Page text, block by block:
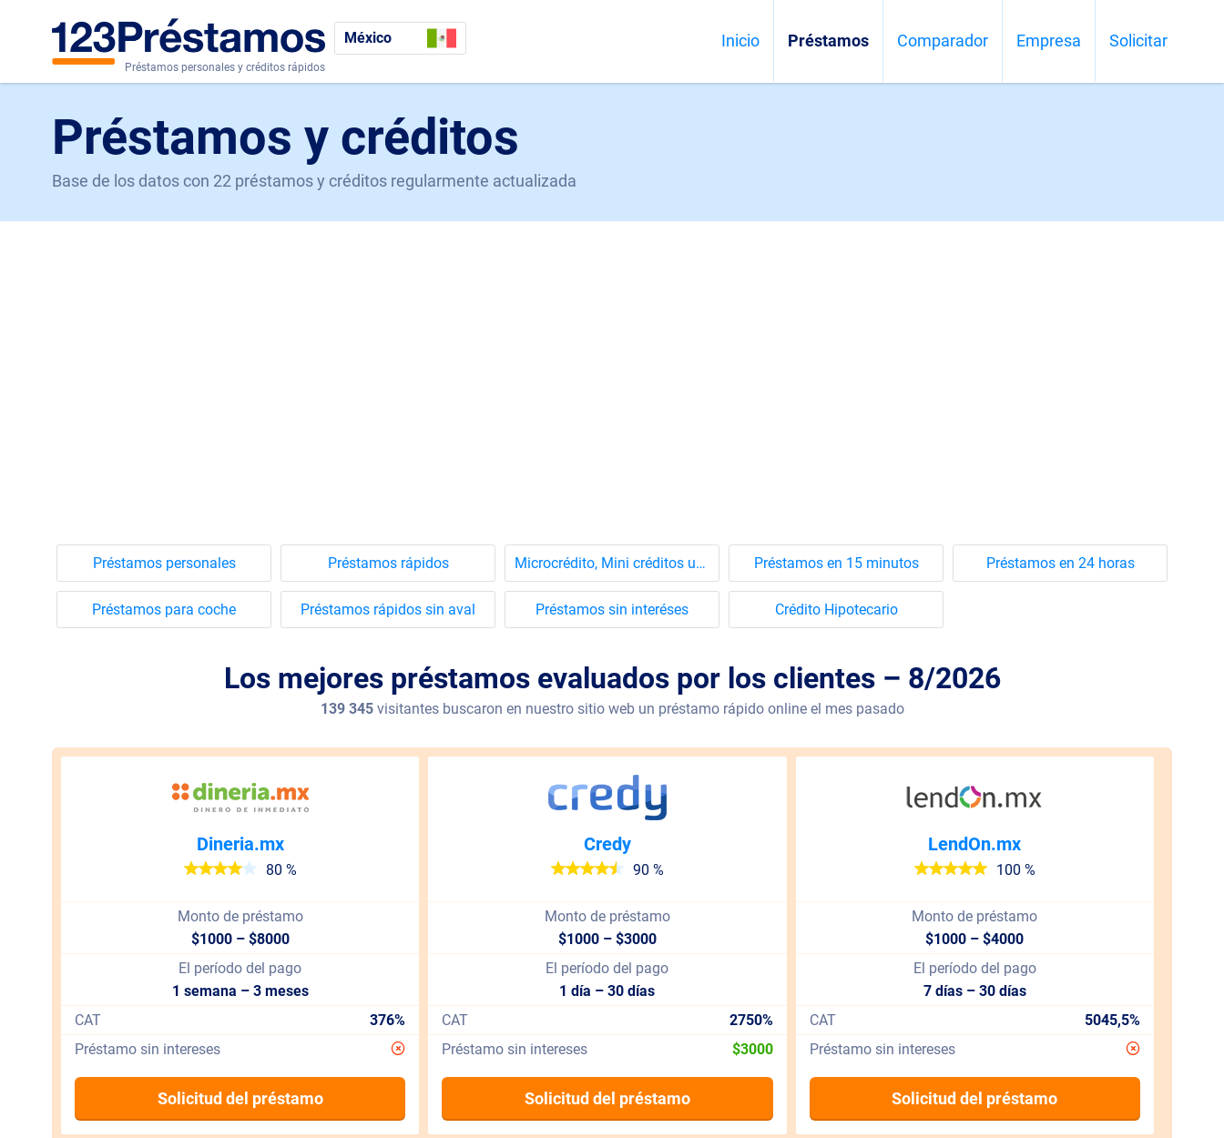
Préstamos personales y créditos rápidos
México Inicio Préstamos Comparador Empresa Solicitar
Préstamos y créditos
Base de los datos con 22 préstamos y créditos regularmente actualizada
Préstamos personales Préstamos rápidos Microcrédito, Mini créditos urgentes Préstamos en 15 minutos Préstamos en 24 horas
Préstamos para coche Préstamos rápidos sin aval Préstamos sin interéses Crédito Hipotecario
Los mejores préstamos evaluados por los clientes – 8/2026
139 345visitantes buscaron en nuestro sitio web un préstamo rápido online el mes pasado
Dineria.mx
80 %
Monto de préstamo
$1000 – $8000
El período del pago
1 semana – 3 meses
CAT
376%
Préstamo sin intereses
Solicitud del préstamo
Credy
90 %
Monto de préstamo
$1000 – $3000
El período del pago
1 día – 30 días
CAT
2750%
Préstamo sin intereses
$3000
Solicitud del préstamo
LendOn.mx
100 %
Monto de préstamo
$1000 – $4000
El período del pago
7 días – 30 días
CAT
5045,5%
Préstamo sin intereses
Solicitud del préstamo